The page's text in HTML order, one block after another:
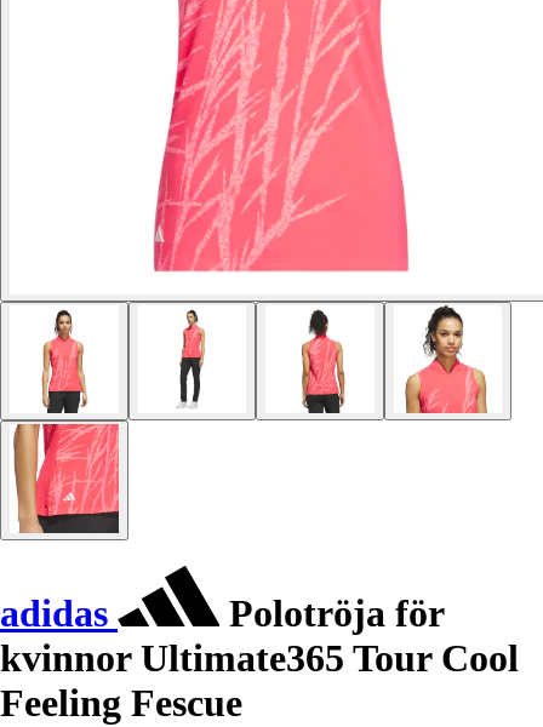
adidas
Polotröja för
kvinnor Ultimate365 Tour Cool
Feeling Fescue